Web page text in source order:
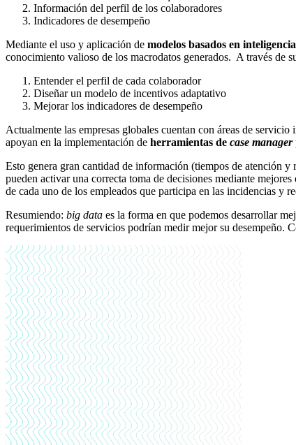
Información del perfil de los colaboradores
Indicadores de desempeño
Mediante el uso y aplicación de modelos basados en
conocimiento valioso de los macrodatos generados. A través de
Entender el perfil de cada colaborador
Diseñar un modelo de incentivos adaptativo
Mejorar los indicadores de desempeño
Actualmente las empresas globales cuentan con áreas de
apoyan en la implementación de herramientas de case manager
Esto genera gran cantidad de información (tiempos de atención
pueden activar una correcta toma de decisiones mediante
de cada uno de los empleados que participa en las incidencias y
Resumiendo: big data es la forma en que podemos desarrollar
requerimientos de servicios podrían medir mejor su desempeño.